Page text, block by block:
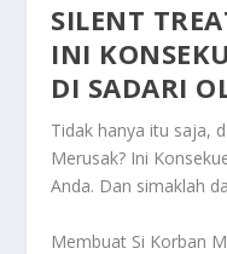
SILENT
INI
DI SADARI
Tidak hanya itu saja,
Merusak? Ini
Anda. Dan simaklah
Membuat Si Korban